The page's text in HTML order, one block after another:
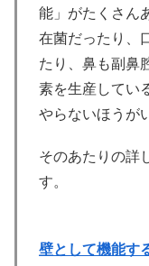
能」がたくさん
在菌だったり、
たり、鼻も副鼻
素を生産してい
やらないほうが
そのあたりの詳
す。
壁として機能す